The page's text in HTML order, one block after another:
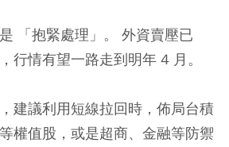
「抱緊處理」。 外資賣壓已
行情有望一路走到明年 4 月。
建議利用短線拉回時，佈局台積
權值股，或是超商、金融等防禦